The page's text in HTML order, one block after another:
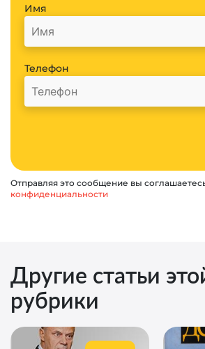
Имя
Телефон
Отправляя это сообщение вы
конфиденциальности
Другие статьи
рубрики